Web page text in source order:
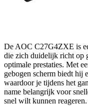
De AOC C27G4ZXE is
die zich duidelijk richt op
optimale prestaties. Met
gebogen scherm biedt hij
waardoor je tijdens het
name belangrijk voor
snel wilt kunnen reageren.